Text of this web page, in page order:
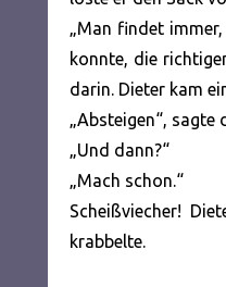
„Man findet
konnte, die
darin. Dieter kam
„Absteigen“, sagte
„Und dann?“
„Mach schon.“
Scheißviecher!
krabbelte.